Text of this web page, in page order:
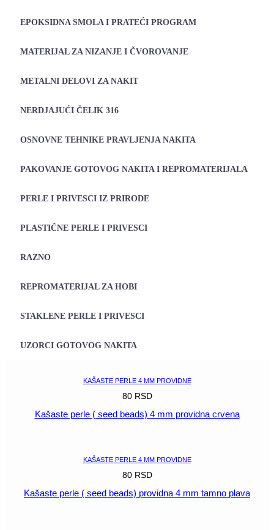
EPOKSIDNA SMOLA I PRATEĆI PROGRAM
MATERIJAL ZA NIZANJE I ČVOROVANJE
METALNI DELOVI ZA NAKIT
NERDJAJUĆI ČELIK 316
OSNOVNE TEHNIKE PRAVLJENJA NAKITA
PAKOVANJE GOTOVOG NAKITA I REPROMATERIJALA
PERLE I PRIVESCI IZ PRIRODE
PLASTIČNE PERLE I PRIVESCI
RAZNO
REPROMATERIJAL ZA HOBI
STAKLENE PERLE I PRIVESCI
UZORCI GOTOVOG NAKITA
KAŠASTE PERLE 4 MM PROVIDNE
80 RSD
Kašaste perle ( seed beads) 4 mm providna crvena
KAŠASTE PERLE 4 MM PROVIDNE
80 RSD
Kašaste perle ( seed beads) providna 4 mm tamno plava